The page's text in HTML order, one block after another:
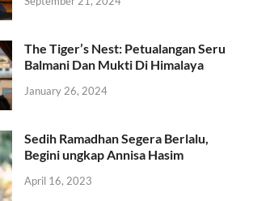
The Tiger’s Nest: Petualangan Seru
Balmani Dan Mukti Di Himalaya
January 26, 2024
Sedih Ramadhan Segera Berlalu,
Begini ungkap Annisa Hasim
April 16, 2023